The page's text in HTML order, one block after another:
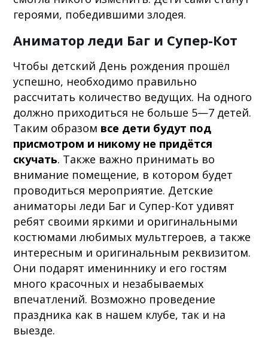
героями, победившими злодея.
Аниматор леди Баг и Супер-Кот
Чтобы детский День рождения прошёл
успешно, необходимо правильно
рассчитать количество ведущих. На одного
должно приходиться не больше 5—7 детей.
Таким образом все дети будут под
присмотром и никому не придётся
скучать. Также важно принимать во
внимание помещение, в котором будет
проводиться мероприятие. Детские
аниматоры леди Баг и Супер-Кот удивят
ребят своими яркими и оригинальными
костюмами любимых мультгероев, а также
интересным и оригинальным реквизитом.
Они подарят имениннику и его гостям
много красочных и незабываемых
впечатлений. Возможно проведение
праздника как в нашем клубе, так и на
выезде.